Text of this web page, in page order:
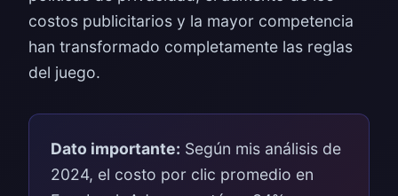
costos publicitarios y la mayor competencia
han transformado completamente las reglas
del juego.
Dato importante: Según mis análisis de
2024, el costo por clic promedio en